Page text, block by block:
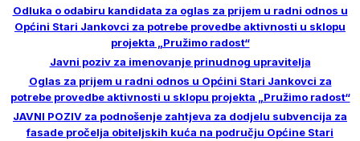
Odluka o odabiru kandidata za oglas za prijem u radni odnos u
Općini Stari Jankovci za potrebe provedbe aktivnosti u sklopu
projekta „Pružimo radost“
Javni poziv za imenovanje prinudnog upravitelja
Oglas za prijem u radni odnos u Općini Stari Jankovci za
potrebe provedbe aktivnosti u sklopu projekta „Pružimo radost“
JAVNI POZIV za podnošenje zahtjeva za dodjelu subvencija za
fasade pročelja obiteljskih kuća na području Općine Stari